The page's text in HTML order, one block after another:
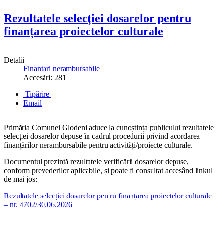
Rezultatele selecției dosarelor pentru
finanțarea proiectelor culturale
Detalii
Finantari nerambursabile
Accesări: 281
Tipărire
Email
Primăria Comunei Glodeni aduce la cunoștința publicului rezultatele
selecției dosarelor depuse în cadrul procedurii privind acordarea
finanțărilor nerambursabile pentru activități/proiecte culturale.
Documentul prezintă rezultatele verificării dosarelor depuse,
conform prevederilor aplicabile, și poate fi consultat accesând linkul
de mai jos:
Rezultatele selecției dosarelor pentru finanțarea proiectelor culturale
– nr. 4702/30.06.2026